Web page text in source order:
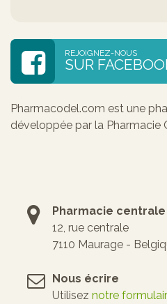
REJOIGNEZ-NOUS
SUR
Pharmacodel.com est une
développée par la Pharmacie
Pharmacie
12, rue centrale
7110 Maurage -
Nous écrire
Utilisez notre